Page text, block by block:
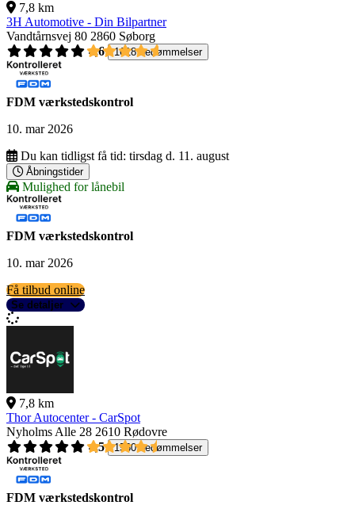
7,8 km
3H Automotive - Din Bilpartner
Vandtårnsvej 80 2860 Søborg
4,6
1618 bedømmelser
FDM værkstedskontrol
10. mar 2026
Du kan tidligst få tid: tirsdag d. 11. august
Åbningstider
Mulighed for lånebil
FDM værkstedskontrol
10. mar 2026
Få tilbud online
Se detaljer
7,8 km
Thor Autocenter - CarSpot
Nyholms Alle 28 2610 Rødovre
4,5
1560 bedømmelser
FDM værkstedskontrol